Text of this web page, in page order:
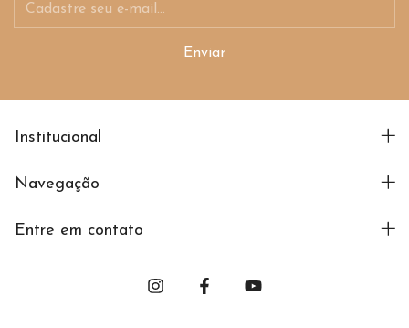
Institucional
Navegação
Entre em contato